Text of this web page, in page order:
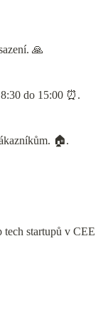
🙏
do 15:00 ⏰.
🏠.
tech startupů v CEE